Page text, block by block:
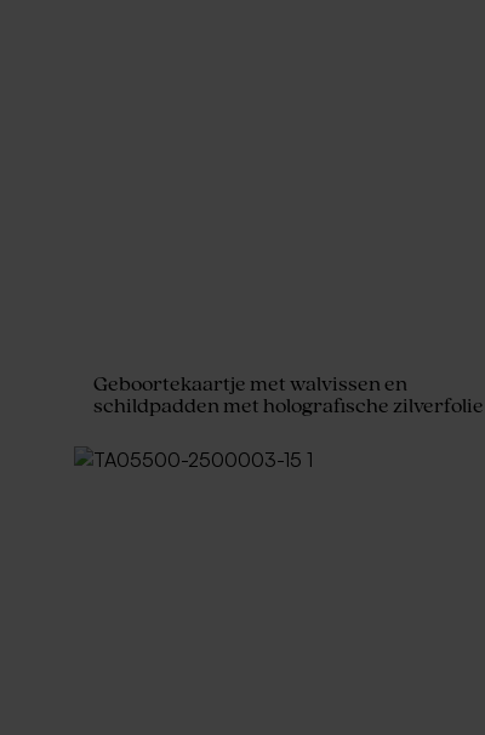
Geboortekaartje met walvissen en
schildpadden met holografische zilverfolie